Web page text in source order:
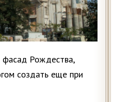
фасад Рождества,
создать еще при